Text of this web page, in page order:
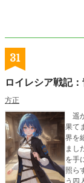
31
ロイレシア戦記
方正
遥
果て
界を
ました。 その星を受け止めた人は、
を手に入れまし
照らす旅を
う四人の